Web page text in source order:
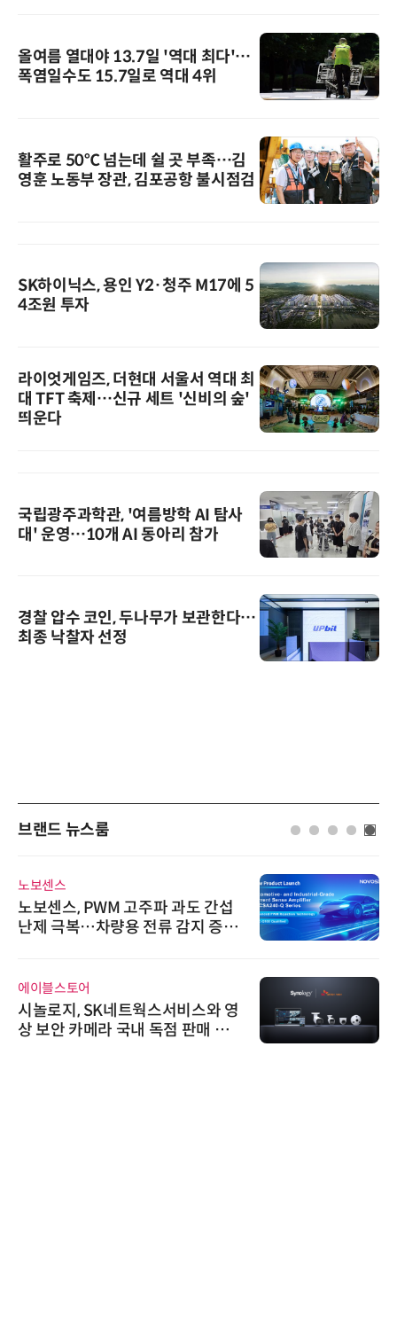
올여름 열대야 13.7일 '역대 최다'…
폭염일수도 15.7일로 역대 4위
활주로 50℃ 넘는데 쉴 곳 부족…김
영훈 노동부 장관, 김포공항 불시점검
SK하이닉스, 용인 Y2·청주 M17에 5
4조원 투자
라이엇게임즈, 더현대 서울서 역대 최
대 TFT 축제…신규 세트 '신비의 숲'
띄운다
국립광주과학관, '여름방학 AI 탐사
대' 운영…10개 AI 동아리 참가
경찰 압수 코인, 두나무가 보관한다…
최종 낙찰자 선정
브랜드 뉴스룸
노보센스
노보센스, PWM 고주파 과도 간섭
난제 극복…차량용 전류 감지 증폭
에이블스토어
시놀로지, SK네트웍스서비스와 영
상 보안 카메라 국내 독점 판매 파